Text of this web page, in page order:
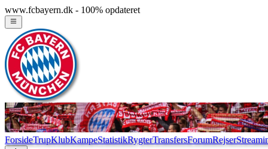
www.fcbayern.dk - 100% opdateret
ForsideTrupKlubKampeStatistikRygterTransfersForumRejser